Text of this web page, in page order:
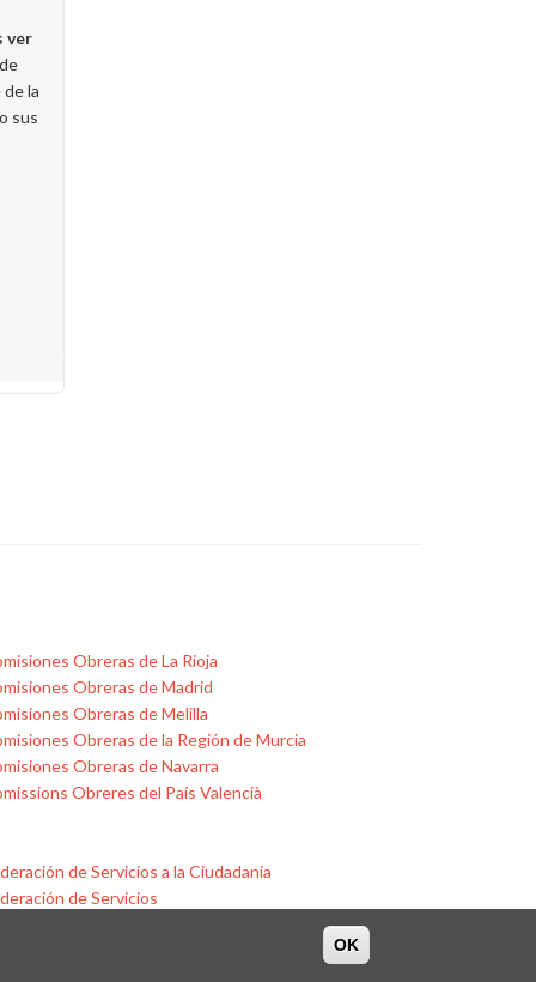
ver
la
sus
Obreras de La Rioja
Obreras de Madrid
Obreras de Melilla
Obreras de la Región de Murcia
Obreras de Navarra
Obreres del País Valencià
de Servicios a la Ciudadanía
de Servicios
OK